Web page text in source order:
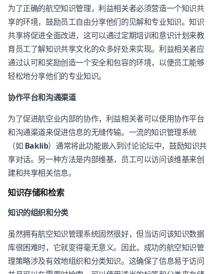
为了正确的航空知识管理，利益相关者必须营造一个知识共
享的环境，鼓励员工自由分享他们的见解和专业知识。知识
共享将促进全面改进，这可以通过定期培训和意识计划来教
育员工了解知识共享文化的众多好处来实现。利益相关者应
通过认可和奖励创造一个安全和包容的环境，以便员工能够
轻松地分享他们的专业知识。
协作平台和沟通渠道
为了促进航空业内部的协作，利益相关者可以使用协作平台
和沟通渠道来促进信息的无缝传输。一流的知识管理系统
（如 Baklib）通常将此功能嵌入到讨论论坛中，鼓励知识共
享对话。另一种方法是内部维基，员工可以访问该维基来创
建和共享相关信息。
知识存储和检索
知识的组织和分类
虽然拥有航空知识管理系统固然很好，但当访问该知识数据
库很困难时，它就变得毫无意义。因此，成功的航空知识管
理策略涉及有效地组织和分类知识。这确保了信息易于访问